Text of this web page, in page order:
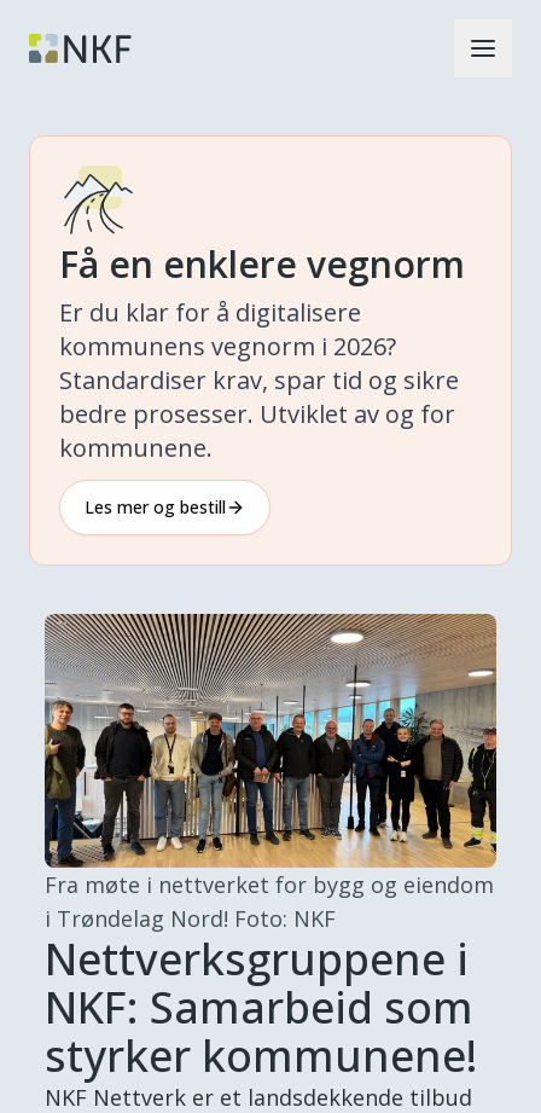
Få en enklere vegnorm
Er du klar for å digitalisere
kommunens vegnorm i 2026?
Standardiser krav, spar tid og sikre
bedre prosesser. Utviklet av og for
kommunene.
Les mer og bestill
Fra møte i nettverket for bygg og eiendom
i Trøndelag Nord! Foto: NKF
Nettverksgruppene i
NKF: Samarbeid som
styrker kommunene!
NKF Nettverk er et landsdekkende tilbud